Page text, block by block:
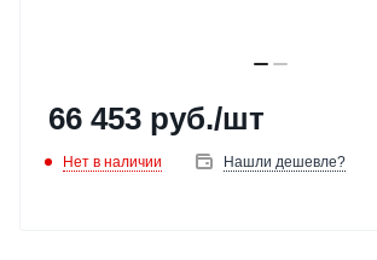
66 453 руб./шт
Нет в наличии Нашли дешевле?